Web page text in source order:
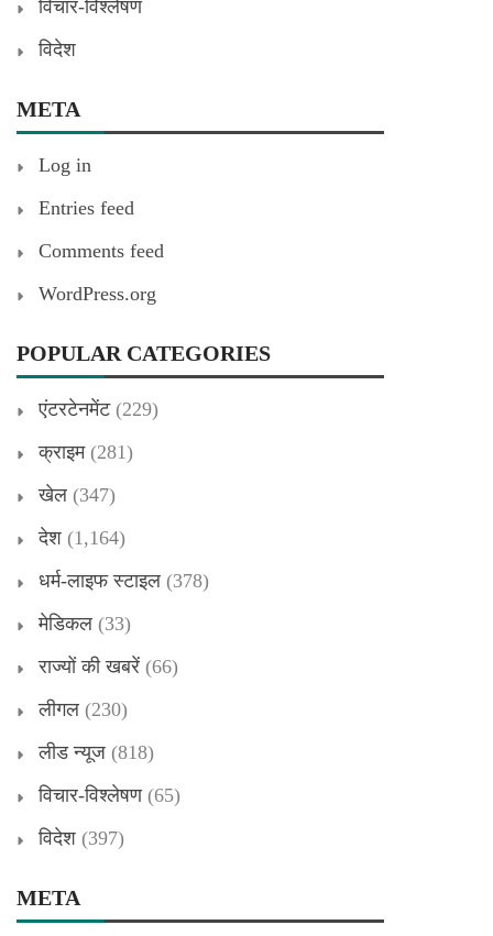
विचार-विश्लेषण
विदेश
META
Log in
Entries feed
Comments feed
WordPress.org
POPULAR CATEGORIES
एंटरटेनमेंट(229)
क्राइम(281)
खेल (347)
देश (1,164)
धर्म-लाइफ स्टाइल (378)
मेडिकल (33)
राज्यों की खबरें (66)
लीगल (230)
लीड न्यूज (818)
विचार-विश्लेषण(65)
विदेश (397)
META